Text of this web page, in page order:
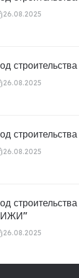
26.08.2025
26.08.2025
26.08.2025
26.08.2025